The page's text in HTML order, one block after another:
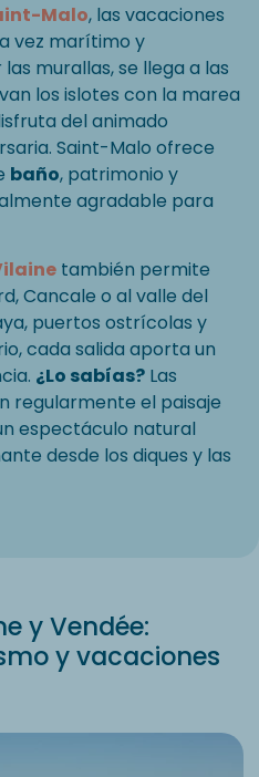
Malo, las vacaciones
vez marítimo y
murallas, se llega a las
los islotes con la marea
del animado
Saint-Malo ofrece
baño, patrimonio y
agradable para
también permite
Cancale o al valle del
puertos ostrícolas y
cada salida aporta un
¿Lo sabías? Las
regularmente el paisaje
espectáculo natural
desde los diques y las
y Vendée:
y vacaciones